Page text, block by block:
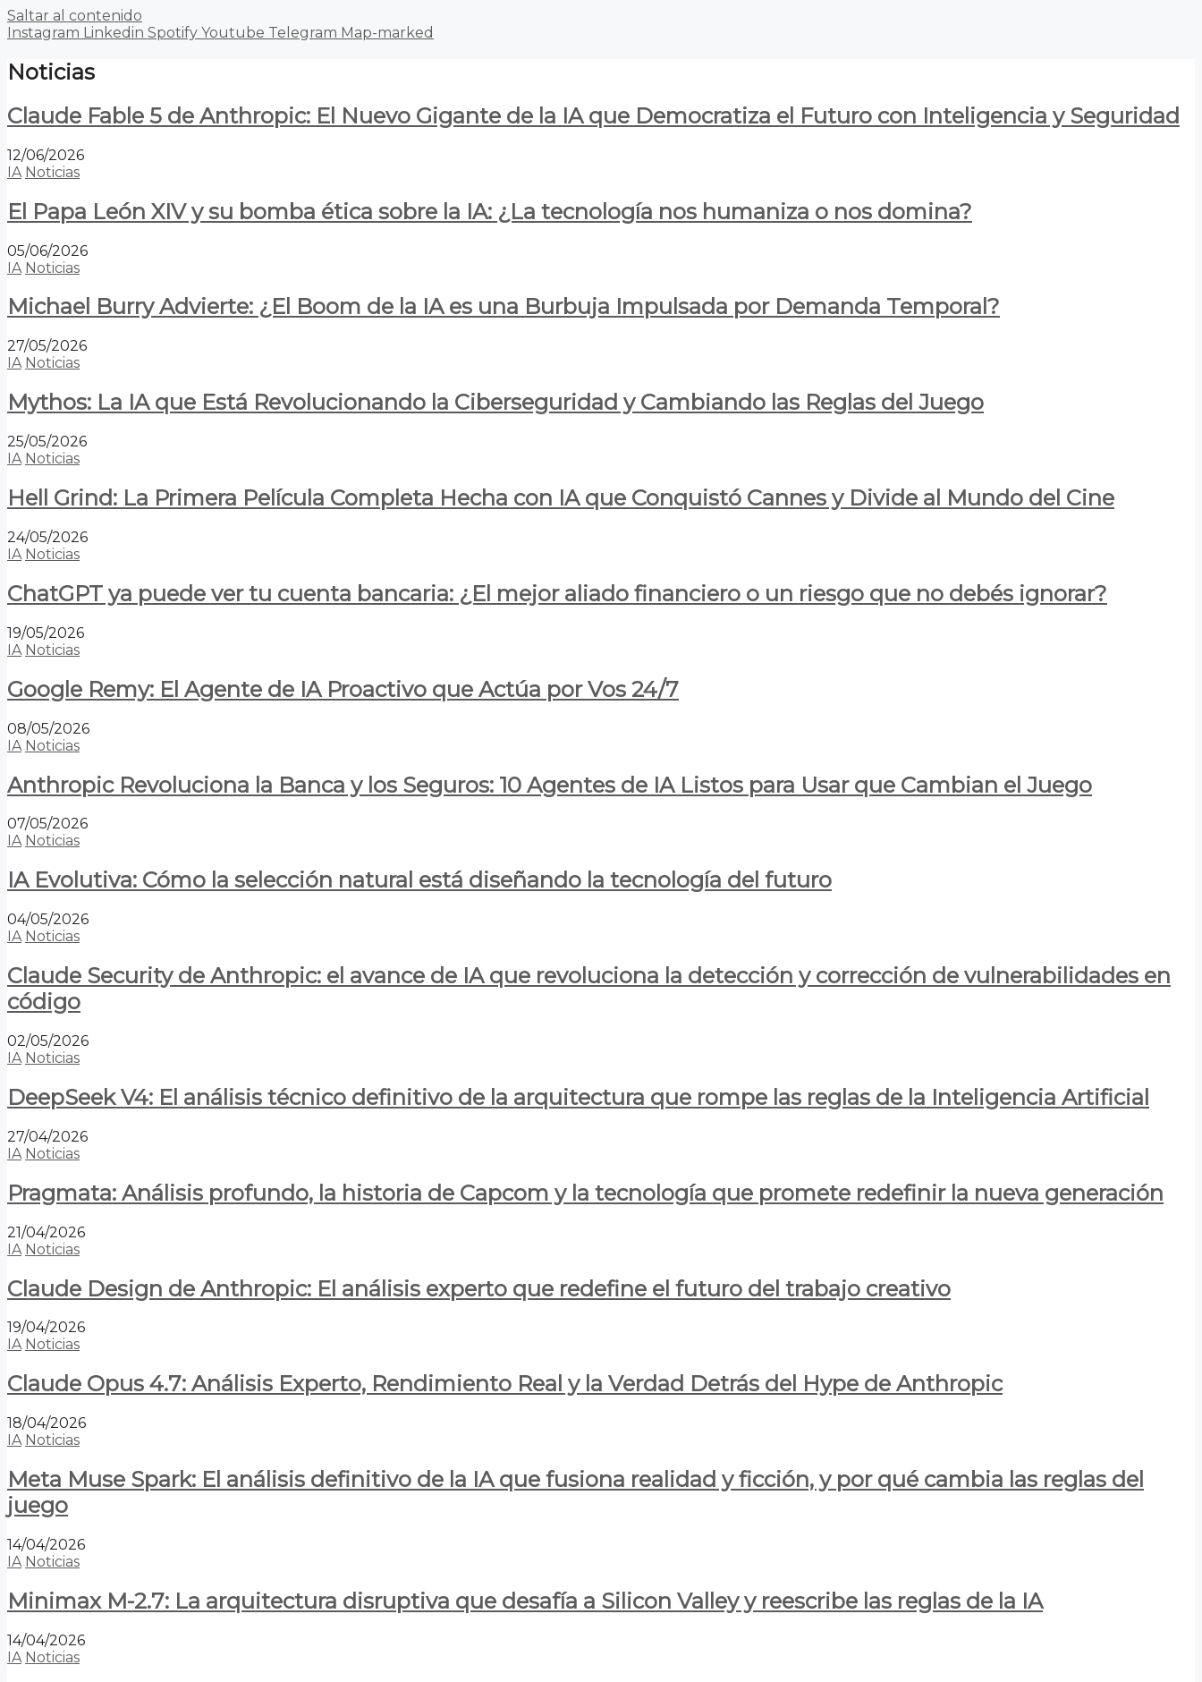
Saltar al contenido
Instagram Linkedin Spotify Youtube Telegram Map-marked
Noticias
Claude Fable 5 de Anthropic: El Nuevo Gigante de la IA que Democratiza el Futuro con Inteligencia y Seguridad
12/06/2026
IA Noticias
El Papa León XIV y su bomba ética sobre la IA: ¿La tecnología nos humaniza o nos domina?
05/06/2026
IA Noticias
Michael Burry Advierte: ¿El Boom de la IA es una Burbuja Impulsada por Demanda Temporal?
27/05/2026
IA Noticias
Mythos: La IA que Está Revolucionando la Ciberseguridad y Cambiando las Reglas del Juego
25/05/2026
IA Noticias
Hell Grind: La Primera Película Completa Hecha con IA que Conquistó Cannes y Divide al Mundo del Cine
24/05/2026
IA Noticias
ChatGPT ya puede ver tu cuenta bancaria: ¿El mejor aliado financiero o un riesgo que no debés ignorar?
19/05/2026
IA Noticias
Google Remy: El Agente de IA Proactivo que Actúa por Vos 24/7
08/05/2026
IA Noticias
Anthropic Revoluciona la Banca y los Seguros: 10 Agentes de IA Listos para Usar que Cambian el Juego
07/05/2026
IA Noticias
IA Evolutiva: Cómo la selección natural está diseñando la tecnología del futuro
04/05/2026
IA Noticias
Claude Security de Anthropic: el avance de IA que revoluciona la detección y corrección de vulnerabilidades en
código
02/05/2026
IA Noticias
DeepSeek V4: El análisis técnico definitivo de la arquitectura que rompe las reglas de la Inteligencia Artificial
27/04/2026
IA Noticias
Pragmata: Análisis profundo, la historia de Capcom y la tecnología que promete redefinir la nueva generación
21/04/2026
IA Noticias
Claude Design de Anthropic: El análisis experto que redefine el futuro del trabajo creativo
19/04/2026
IA Noticias
Claude Opus 4.7: Análisis Experto, Rendimiento Real y la Verdad Detrás del Hype de Anthropic
18/04/2026
IA Noticias
Meta Muse Spark: El análisis definitivo de la IA que fusiona realidad y ficción, y por qué cambia las reglas del
juego
14/04/2026
IA Noticias
Minimax M-2.7: La arquitectura disruptiva que desafía a Silicon Valley y reescribe las reglas de la IA
14/04/2026
IA Noticias